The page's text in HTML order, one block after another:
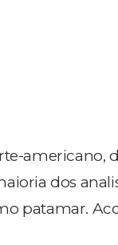
americano,
dos
patamar.